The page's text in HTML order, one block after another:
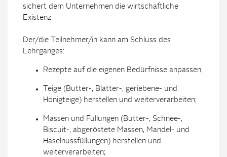
sichert dem Unternehmen die wirtschaftliche
Existenz.
Der/die Teilnehmer/in kann am Schluss des
Lehrganges:
Rezepte auf die eigenen Bedürfnisse anpassen;
Teige (Butter-, Blätter-, geriebene- und
Honigteige) herstellen und weiterverarbeiten;
Massen und Füllungen (Butter-, Schnee-,
Biscuit-, abgeröstete Massen, Mandel- und
Haselnussfüllungen) herstellen und
weiterverarbeiten;